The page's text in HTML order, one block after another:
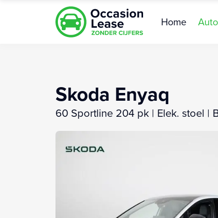
Home
Skoda Enyaq
60 Sportline 204 pk | Elek. stoel |